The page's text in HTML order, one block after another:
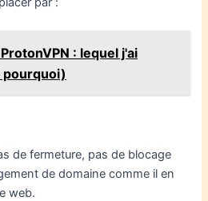
: lequel j'ai
de fermeture, pas de blocage
de domaine comme il en
web.